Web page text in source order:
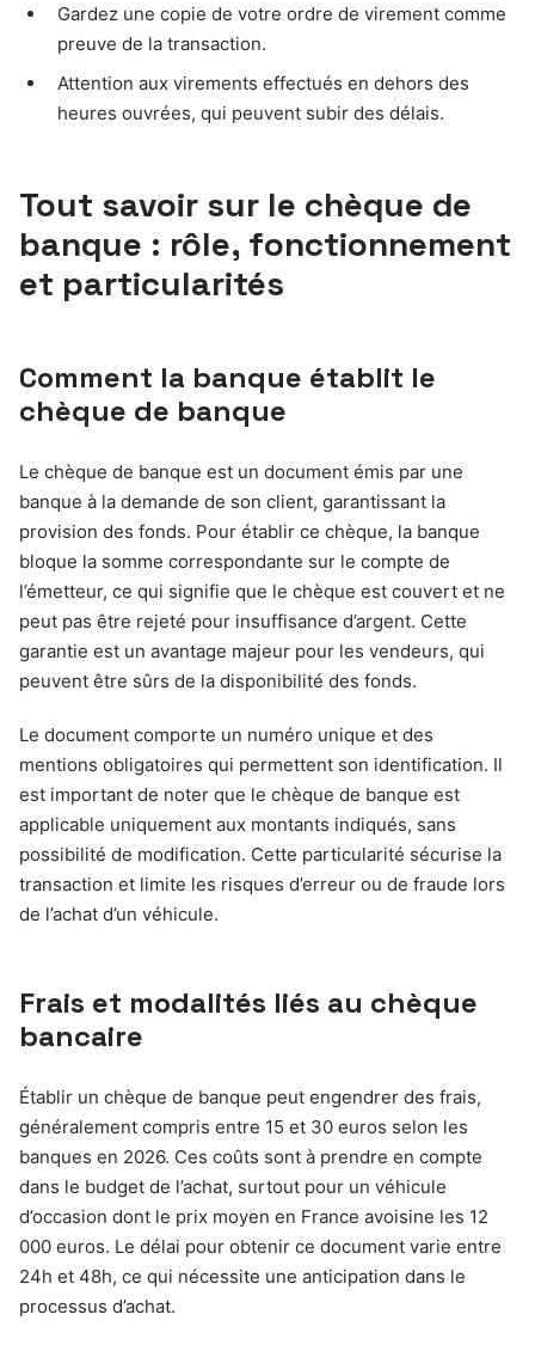
Gardez une copie de votre ordre de virement comme
preuve de la transaction.
Attention aux virements effectués en dehors des
heures ouvrées, qui peuvent subir des délais.
Tout savoir sur le chèque de
banque : rôle, fonctionnement
et particularités
Comment la banque établit le
chèque de banque
Le chèque de banque est un document émis par une
banque à la demande de son client, garantissant la
provision des fonds. Pour établir ce chèque, la banque
bloque la somme correspondante sur le compte de
l’émetteur, ce qui signifie que le chèque est couvert et ne
peut pas être rejeté pour insuffisance d’argent. Cette
garantie est un avantage majeur pour les vendeurs, qui
peuvent être sûrs de la disponibilité des fonds.
Le document comporte un numéro unique et des
mentions obligatoires qui permettent son identification. Il
est important de noter que le chèque de banque est
applicable uniquement aux montants indiqués, sans
possibilité de modification. Cette particularité sécurise la
transaction et limite les risques d’erreur ou de fraude lors
de l’achat d’un véhicule.
Frais et modalités liés au chèque
bancaire
Établir un chèque de banque peut engendrer des frais,
généralement compris entre 15 et 30 euros selon les
banques en 2026. Ces coûts sont à prendre en compte
dans le budget de l’achat, surtout pour un véhicule
d’occasion dont le prix moyen en France avoisine les 12
000 euros. Le délai pour obtenir ce document varie entre
24h et 48h, ce qui nécessite une anticipation dans le
processus d’achat.